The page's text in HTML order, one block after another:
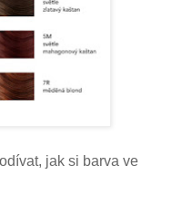
jak si barva ve